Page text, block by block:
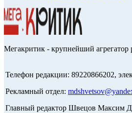
Мегакритик - крупнейший агрегатор
Телефон редакции: 89220866202,
Рекламный отдел:
Главный редактор Швецов Максим